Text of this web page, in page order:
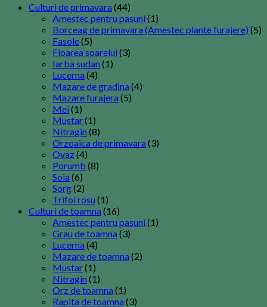
Culturi de primavara (44)
Amestec pentru pasuni (1)
Borceag de primavara (Amestec plante furajere) (5)
Fasole(5)
Floarea soarelui (3)
Iarba sudan (1)
Lucerna (4)
Mazare de gradina (4)
Mazare furajera (5)
Mei (1)
Mustar(1)
Nitragin (8)
Orzoaica de primavara (3)
Ovaz (4)
Porumb (8)
Soia (6)
Sorg(2)
Trifoi rosu (1)
Culturi de toamna (16)
Amestec pentru pasuni (1)
Grau de toamna (3)
Lucerna (4)
Mazare de toamna (2)
Mustar(1)
Nitragin (1)
Orz de toamna (1)
Rapita de toamna (3)